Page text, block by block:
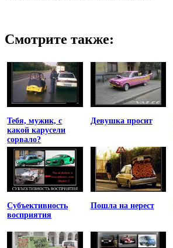
Смотрите также:
Тебя, мужик, с
какой карусели
сорвало?
Девушка просит
Субъективность
восприятия
Пошла на нерест